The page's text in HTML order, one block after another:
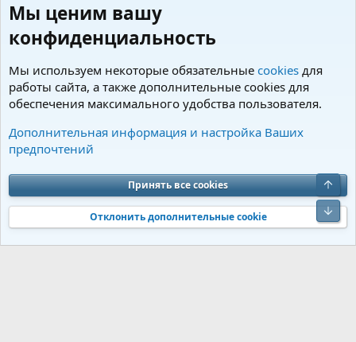
Пользователи
Cookies Charm by DCom
Обратная связь
Условия и правила
Политика конфиденциальности
Помощь
S
S
Community platform by XenForo® © 2010-2026 XenForo Ltd. Перевод от
Jumuro®|Media embeds via s9e/MediaSites
Мы ценим вашу
конфиденциальность
Мы используем некоторые обязательные cookies для
работы сайта, а также дополнительные cookies для
обеспечения максимального удобства пользователя.
Дополнительная информация и настройка Ваших
предпочтений
Принять все cookies
Отклонить дополнительные cookie
Верх
Низ